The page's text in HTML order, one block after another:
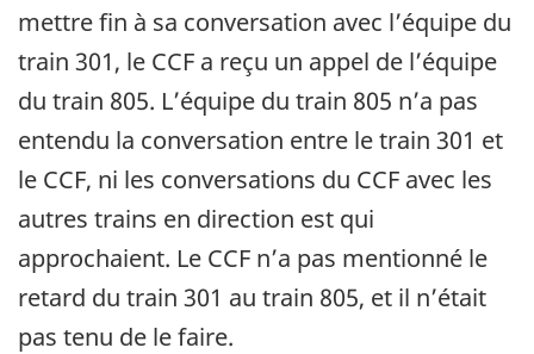
mettre fin à sa conversation avec l’équipe du
train 301, le CCF a reçu un appel de l’équipe
du train 805. L’équipe du train 805 n’a pas
entendu la conversation entre le train 301 et
le CCF, ni les conversations du CCF avec les
autres trains en direction est qui
approchaient. Le CCF n’a pas mentionné le
retard du train 301 au train 805, et il n’était
pas tenu de le faire.